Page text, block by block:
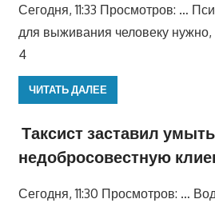
Сегодня, 11:33 Просмотров: …
для выживания человеку
4
ЧИТАТЬ ДАЛЕЕ
Таксист заставил
недобросовестную
Сегодня, 11:30 Просмотров: …